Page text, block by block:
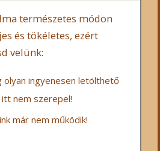
természetes módon
és tökéletes, ezért
velünk:
olyan ingyenesen letölthető
nem szerepel!
már nem működik!